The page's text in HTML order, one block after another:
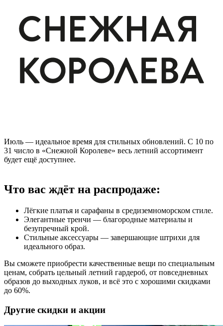
Июль — идеальное время для стильных обновлений. С 10 по
31 число в «Снежной Королеве» весь летний ассортимент
будет ещё доступнее.
Что вас ждёт на распродаже:
Лёгкие платья и сарафаны в средиземноморском стиле.
Элегантные тренчи — благородные материалы и
безупречный крой.
Стильные аксессуары — завершающие штрихи для
идеального образ.
Вы сможете приобрести качественные вещи по специальным
ценам, собрать цельный летний гардероб, от повседневных
образов до выходных луков, и всё это с хорошими скидками
до 60%.
Другие скидки и акции